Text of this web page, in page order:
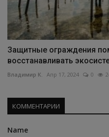
Защитные ограждения
восстанавливать
Владимир К. Апр 17, 2024 0
КОММЕНТАРИИ
Name